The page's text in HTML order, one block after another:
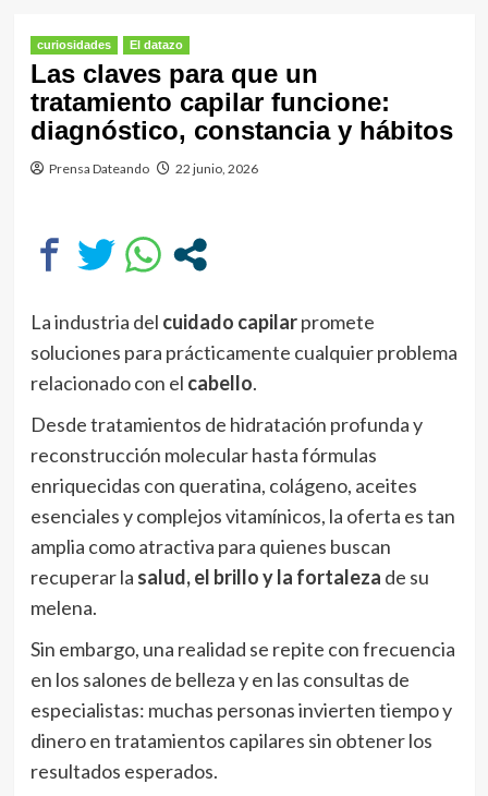
curiosidades El datazo
Las claves para que un
tratamiento capilar funcione:
diagnóstico, constancia y hábitos
Prensa Dateando 22 junio, 2026
La industria del cuidado capilarpromete
soluciones para prácticamente cualquier problema
relacionado con el cabello.
Desde tratamientos de hidratación profunda y
reconstrucción molecular hasta fórmulas
enriquecidas con queratina, colágeno, aceites
esenciales y complejos vitamínicos, la oferta es tan
amplia como atractiva para quienes buscan
recuperar la salud, el brillo y la fortaleza de su
melena.
Sin embargo, una realidad se repite con frecuencia
en los salones de belleza y en las consultas de
especialistas: muchas personas invierten tiempo y
dinero en tratamientos capilares sin obtener los
resultados esperados.